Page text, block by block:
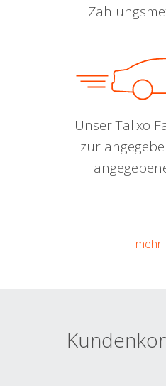
Unser Talixo
zur
mehr